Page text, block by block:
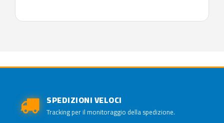
SPEDIZIONI VELOCI
Tracking per il monitoraggio della spedizione.